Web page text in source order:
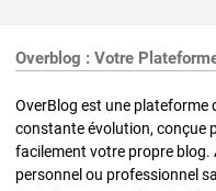
Overblog : Votre
OverBlog est une plateforme
constante évolution, conçue
facilement votre propre blog.
personnel ou professionnel